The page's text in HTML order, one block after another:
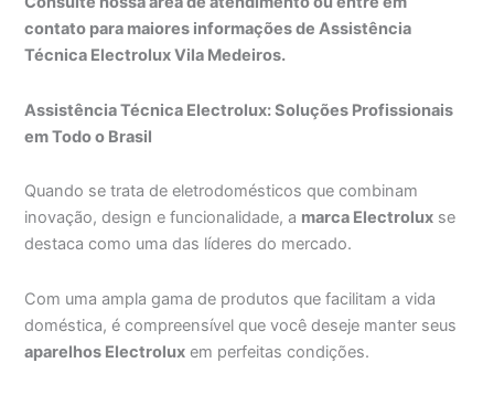
contato para maiores informações de Assistência
Técnica Electrolux Vila Medeiros.
Assistência Técnica Electrolux: Soluções Profissionais
em Todo o Brasil
Quando se trata de eletrodomésticos que combinam
inovação, design e funcionalidade, a marca Electrolux se
destaca como uma das líderes do mercado.
Com uma ampla gama de produtos que facilitam a vida
doméstica, é compreensível que você deseje manter seus
aparelhos Electrolux em perfeitas condições.